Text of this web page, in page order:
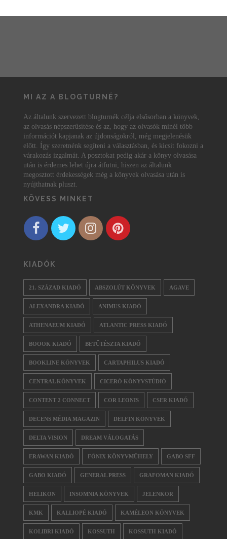
MI AZ A BLOGTURNÉ?
Az általunk szervezett blogturnék célja elsősorban a könyvek,
az olvasás népszerűsítése és az, hogy az olvasók minél több
információt kapjanak az újdonságokról, még megjelenésük
előtt. Így szeretnénk segíteni a választásban, és kicsit fokozni a
várakozás izgalmát. A posztokat pedig akár a könyv olvasása
után is érdemes lehet újra átfutni, hiszen az általunk
megosztott érdekességek még a könyvek olvasása után is
nyújthatnak pluszt.
KÖVESS MINKET
KIADÓK
21. SZÁZAD KIADÓ ABSZOLÚT KÖNYVEK AGAVE
ALEXANDRA KIADÓ ANIMUS KIADÓ
ATHENAEUM KIADÓ ATLANTIC PRESS KIADÓ
BOOOK KIADÓ BETŰTÉSZTA KIADÓ
BOOKLINE KÖNYVEK CARTAPHILUS KIADÓ
CENTRAL KÖNYVEK CICERÓ KÖNYVSTÚDIÓ
CONTENT 2 CONNECT COR LEONIS CSER KIADÓ
DECENS MÉDIA MAGAZIN DELFIN KÖNYVEK
DELTA VISION DREAM VÁLOGATÁS
ERAWAN KIADÓ FŐNIX KÖNYVMŰHELY GABO SFF
GABO KIADÓ GENERAL PRESS GRAFOMAN KIADÓ
HELIKON INSOMNIA KÖNYVEK JELENKOR
KMK KALLIOPÉ KIADÓ KAMÉLEON KÖNYVEK
KOLIBRI KIADÓ KOSSUTH KOSSUTH KIADÓ